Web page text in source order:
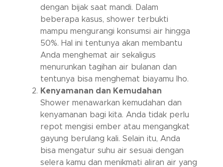
dengan bijak saat mandi. Dalam
beberapa kasus, shower terbukti
mampu mengurangi konsumsi air hingga
50%. Hal ini tentunya akan membantu
Anda menghemat air sekaligus
menurunkan tagihan air bulanan dan
tentunya bisa menghemat biayamu lho.
Kenyamanan dan Kemudahan
Shower menawarkan kemudahan dan
kenyamanan bagi kita. Anda tidak perlu
repot mengisi ember atau mengangkat
gayung berulang kali. Selain itu, Anda
bisa mengatur suhu air sesuai dengan
selera kamu dan menikmati aliran air yang